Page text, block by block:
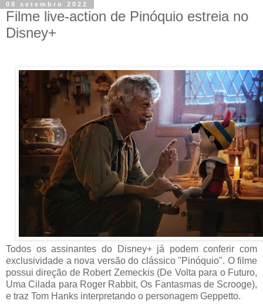
08 setembro 2022
Filme live-action de Pinóquio estreia no
Disney+
Todos os assinantes do Disney+ já podem conferir com
exclusividade a nova versão do clássico "Pinóquio". O filme
possui direção de Robert Zemeckis (De Volta para o Futuro,
Uma Cilada para Roger Rabbit, Os Fantasmas de Scrooge),
e traz Tom Hanks interpretando o personagem Geppetto.